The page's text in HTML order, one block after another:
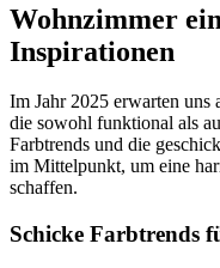
Wohnzimmer
Inspirationen
Im Jahr 2025 erwarten uns
die sowohl funktional als
Farbtrends und die
im Mittelpunkt, um eine
schaffen.
Schicke Farbtrends